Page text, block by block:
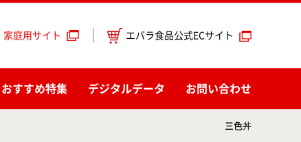
おすすめ特集 デジタルデータ お問い合わせ
家庭用サイト エバラ食品公式ECサイト
三色丼